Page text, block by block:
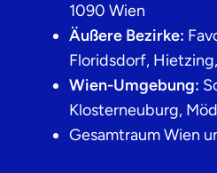
1090 Wien
Äußere Bezirke:
Floridsdorf,
Wien-Umgebung:
Klosterneuburg,
Gesamtraum Wien